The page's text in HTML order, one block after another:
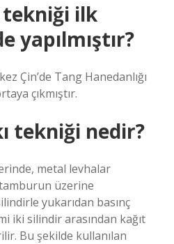
tekniği ilk
yapılmıştır?
Çin’de Tang Hanedanlığı
çıkmıştır.
tekniği nedir?
metal levhalar
üzerine
yukarıdan basınç
iki silindir arasından kağıt
Bu şekilde kullanılan